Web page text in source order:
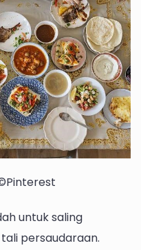
untuk saling
persaudaraan.